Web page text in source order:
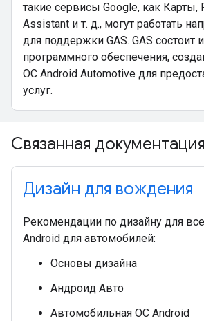
такие сервисы Google, как Карты,
Assistant и т. д., могут работать
для поддержки GAS. GAS состоит
программного обеспечения,
ОС Android Automotive для
услуг.
Связанная документация
Дизайн для вождения
Рекомендации по дизайну для
Android для автомобилей:
Основы дизайна
Андроид Авто
Автомобильная ОС Android